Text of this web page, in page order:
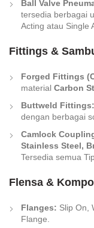
Ball Valve
tersedia berbagai
Acting atau Single
Fittings &
Forged Fittings
material Carbon
Buttweld Fittings:
dengan berbagai
Camlock
Stainless Steel,
Tersedia semua
Flensa &
Flanges: Slip On,
Flange.